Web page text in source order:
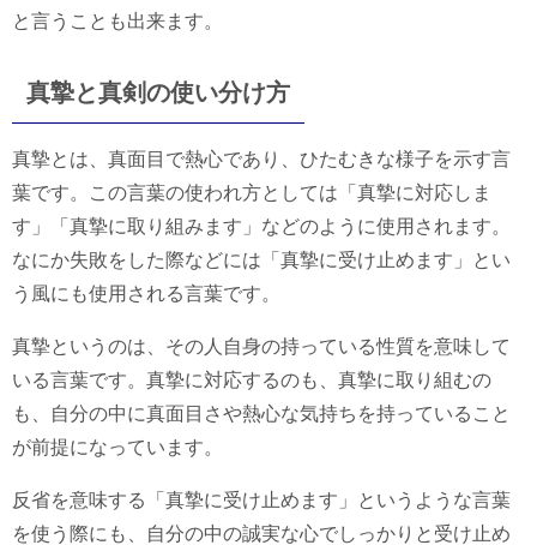
と言うことも出来ます。
真摯と真剣の使い分け方
真摯とは、真面目で熱心であり、ひたむきな様子を示す言
葉です。この言葉の使われ方としては「真摯に対応しま
す」「真摯に取り組みます」などのように使用されます。
なにか失敗をした際などには「真摯に受け止めます」とい
う風にも使用される言葉です。
真摯というのは、その人自身の持っている性質を意味して
いる言葉です。真摯に対応するのも、真摯に取り組むの
も、自分の中に真面目さや熱心な気持ちを持っていること
が前提になっています。
反省を意味する「真摯に受け止めます」というような言葉
を使う際にも、自分の中の誠実な心でしっかりと受け止め